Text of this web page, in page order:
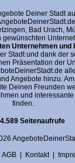
Deiner Stadt
Bad Urach,
gewünschten
Unternehmen und
Stadt und dank der
Präsentation der
Angebote hinzu.
Deinen Freunden
und
finden.
Seitenaufrufe
AGB | Kontakt|